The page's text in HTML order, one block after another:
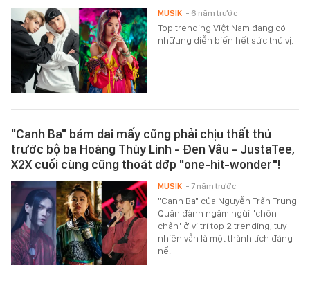
Top trending Việt Nam đang có
nhữung diễn biến hết sức thú vị.
MUSIK - 6 năm trước
"Canh Ba" bám dai mấy cũng phải chịu thất thủ
trước bộ ba Hoàng Thùy Linh - Đen Vâu - JustaTee,
X2X cuối cùng cũng thoát dớp "one-hit-wonder"!
"Canh Ba" của Nguyễn Trần Trung
Quân đành ngậm ngùi "chôn
chân" ở vị trí top 2 trending, tuy
nhiên vẫn là một thành tích đáng
nể.
MUSIK - 7 năm trước